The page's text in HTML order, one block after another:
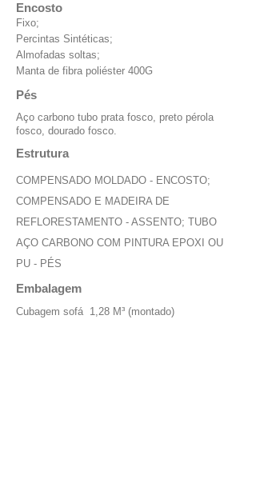
Encosto
Fixo;
Percintas Sintéticas;
Almofadas soltas;
Manta de fibra poliéster 400G
Pés
Aço carbono tubo prata fosco, preto pérola
fosco, dourado fosco.
Estrutura
COMPENSADO MOLDADO - ENCOSTO;
COMPENSADO E MADEIRA DE
REFLORESTAMENTO - ASSENTO; TUBO
AÇO CARBONO COM PINTURA EPOXI OU
PU - PÉS
Embalagem
Cubagem sofá 1,28 M³ (montado)